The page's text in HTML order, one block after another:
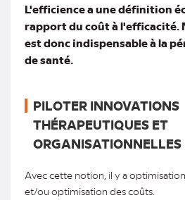
L'efficience a une définition
rapport du coût à l'efficacité.
est donc indispensable à la
de santé.
PILOTER INNOVATIONS
THÉRAPEUTIQUES ET
ORGANISATIONNELLES
Avec cette notion, il y a
et/ou optimisation des coûts.